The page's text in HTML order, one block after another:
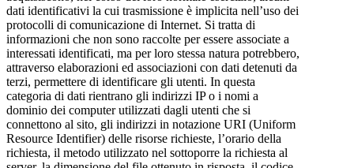
dati identificativi la cui trasmissione è implicita nell’uso dei
protocolli di comunicazione di Internet. Si tratta di
informazioni che non sono raccolte per essere associate a
interessati identificati, ma per loro stessa natura potrebbero,
attraverso elaborazioni ed associazioni con dati detenuti da
terzi, permettere di identificare gli utenti. In questa
categoria di dati rientrano gli indirizzi IP o i nomi a
dominio dei computer utilizzati dagli utenti che si
connettono al sito, gli indirizzi in notazione URI (Uniform
Resource Identifier) delle risorse richieste, l’orario della
richiesta, il metodo utilizzato nel sottoporre la richiesta al